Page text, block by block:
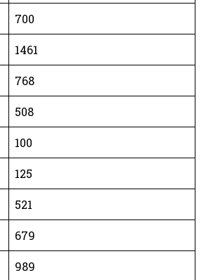
700
1461
768
508
100
125
521
679
989